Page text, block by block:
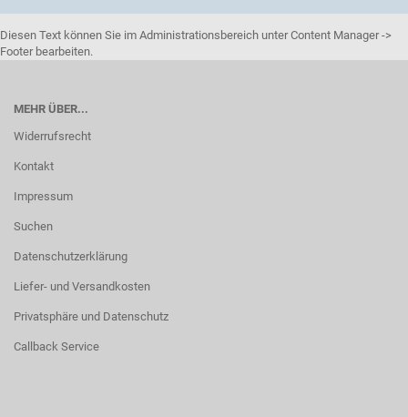
Diesen Text können Sie im Administrationsbereich unter Content Manager ->
Footer bearbeiten.
MEHR ÜBER...
Widerrufsrecht
Kontakt
Impressum
Suchen
Datenschutzerklärung
Liefer- und Versandkosten
Privatsphäre und Datenschutz
Callback Service